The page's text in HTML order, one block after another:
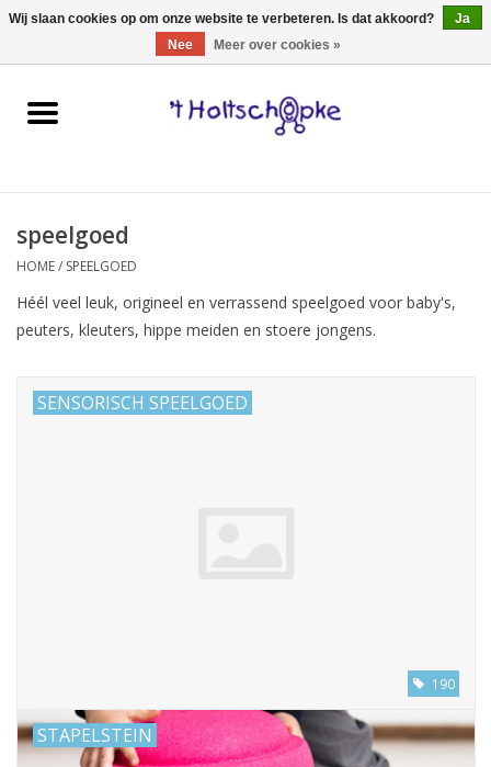
0 Artikelen - €0,00
Home
spellen
onderweg
hebbedingen
SALE
speelgoed
HOME/ SPEELGOED
Héél veel leuk, origineel en verrassend speelgoed voor baby's,
peuters, kleuters, hippe meiden en stoere jongens.
SENSORISCH SPEELGOED
190
STAPELSTEIN
Wij slaan cookies op om onze website te verbeteren. Is dat akkoord?
Ja
Nee
Meer over cookies »